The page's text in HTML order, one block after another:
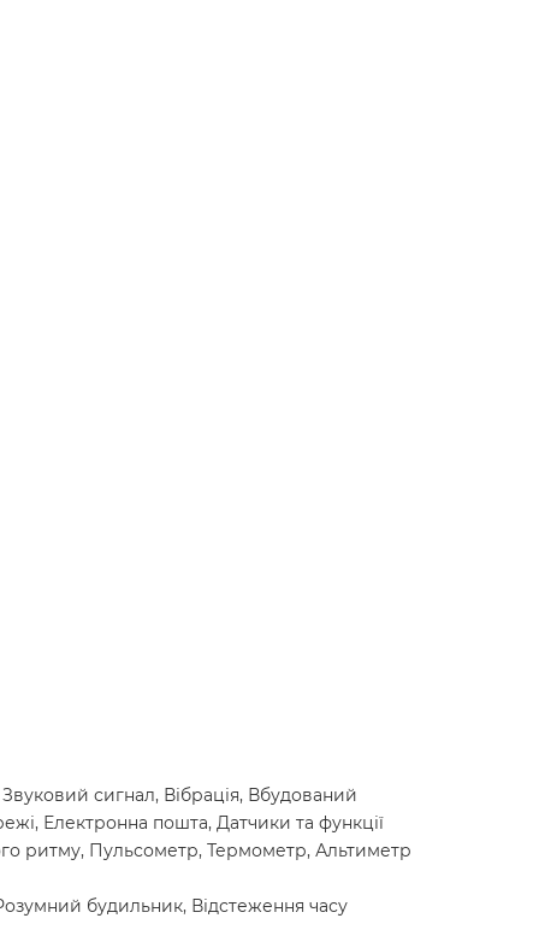
сигнал, Вібрація, Вбудований
Електронна пошта, Датчики та функції
ритму, Пульсометр, Термометр, Альтиметр
будильник, Відстеження часу